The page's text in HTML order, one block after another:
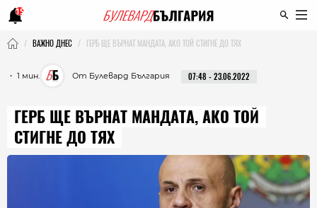
15
ВАЖНО ДНЕС ГЕРБ ЩЕ ВЪРНАТ МАНДАТА, АКО ТОЙ СТИГНЕ ДО ТЯХ
・ 1 мин. От Булевард България 07:48 - 23.06.2022
ГЕРБ ЩЕ ВЪРНАТ МАНДАТА, АКО ТОЙ
СТИГНЕ ДО ТЯХ